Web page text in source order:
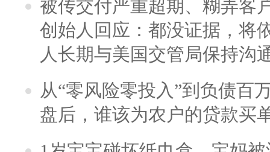
被传交付严重超期、糊弄客
创始人回应：都没证据，将
人长期与美国交管局保持沟
从“零风险零投入”到负债百
盘后，谁该为农户的贷款买